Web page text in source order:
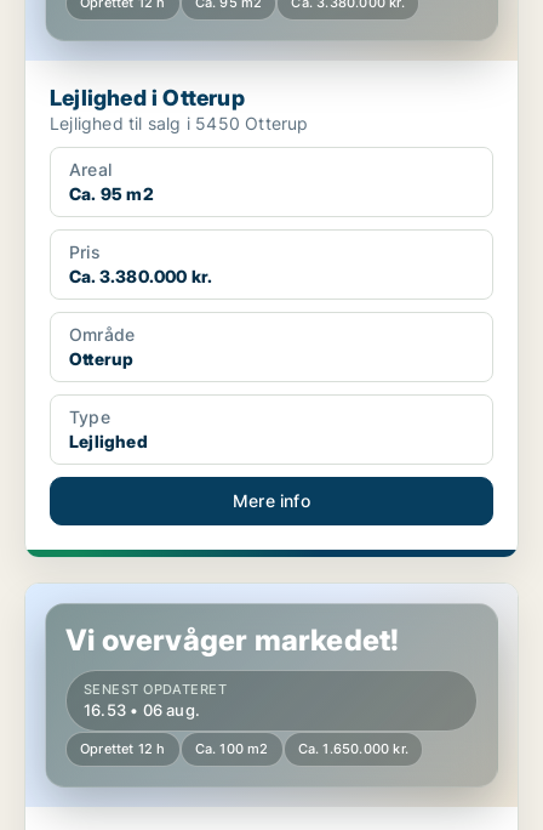
Lejlighed i Otterup
Lejlighed til salg i 5450 Otterup
Areal
Ca. 95 m2
Pris
Ca. 3.380.000 kr.
Område
Otterup
Type
Lejlighed
Mere info
Lejlighed i Hesselager
Vi overvåger markedet!
SENEST OPDATERET
16.53 • 06 aug.
Oprettet 12 h Ca. 100 m2 Ca. 1.650.000 kr.